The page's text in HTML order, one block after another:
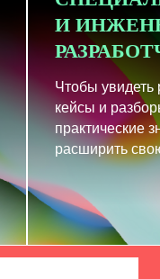
И
Чтобы увидеть
кейсы и
практические
расширить